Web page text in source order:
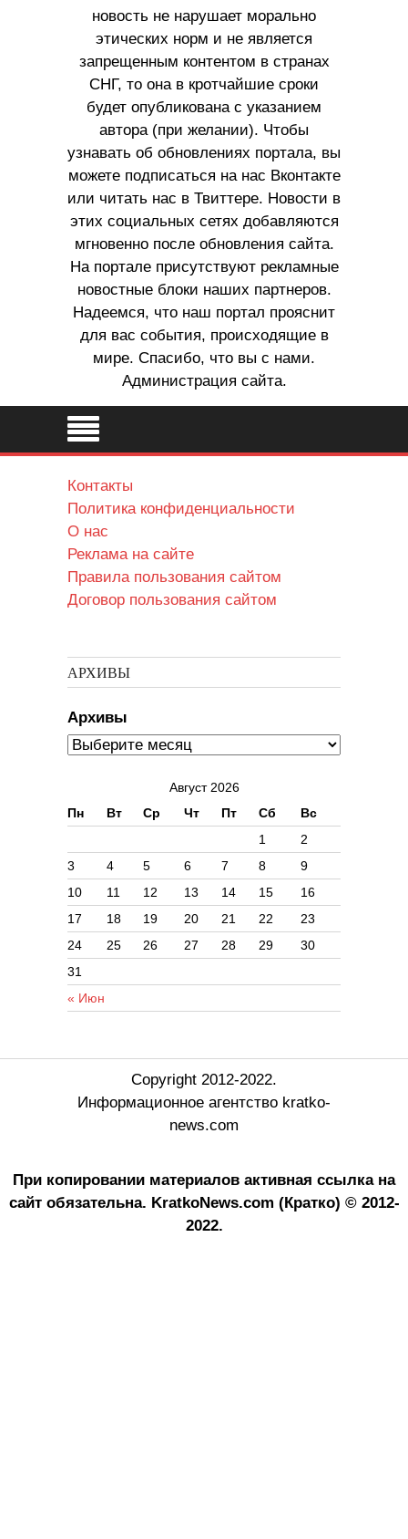
новость не нарушает морально
этических норм и не является
запрещенным контентом в странах
СНГ, то она в кротчайшие сроки
будет опубликована с указанием
автора (при желании). Чтобы
узнавать об обновлениях портала, вы
можете подписаться на нас Вконтакте
или читать нас в Твиттере. Новости в
этих социальных сетях добавляются
мгновенно после обновления сайта.
На портале присутствуют рекламные
новостные блоки наших партнеров.
Надеемся, что наш портал прояснит
для вас события, происходящие в
мире. Спасибо, что вы с нами.
Администрация сайта.
Контакты
Политика конфиденциальности
О нас
Реклама на сайте
Правила пользования сайтом
Договор пользования сайтом
АРХИВЫ
Архивы
Август 2026
Пн
Вт Ср Чт Пт Сб Вс
« Июн
1
2
3
4 5 6 7 8
9
10
11 12 13 14 15
16
17
18 19 20 21 22
23
24
25 26 27 28 29
30
31
Copyright 2012-2022.
Информационное агентство kratko-
news.com
При копировании материалов активная ссылка на
сайт обязательна. KratkoNews.com (Кратко) © 2012-
2022.